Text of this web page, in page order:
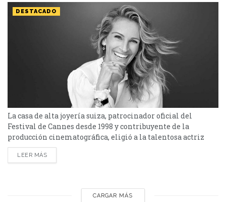
DESTACADO
La casa de alta joyería suiza, patrocinador oficial del
Festival de Cannes desde 1998 y contribuyente de la
producción cinematográfica, eligió a la talentosa actriz
Julia Roberts para protagonizar su campaña. Caroline
Scheufele, directora creativa de Chopard, le pidió a la
versiones de este reloj que también se ha convertido...
LEER MÁS
CARGAR MÁS